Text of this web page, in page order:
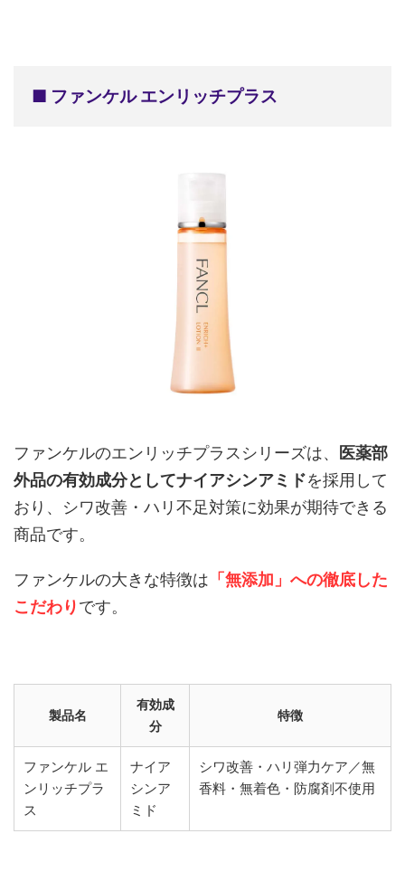
■ ファンケル エンリッチプラス
ファンケルのエンリッチプラスシリーズは、
医薬部
外品の有効成分としてナイアシンアミドを採用して
おり、シワ改善・ハリ不足対策に効果が期待できる
商品です。
ファンケルの大きな特徴は 「無添加」への徹底した
こだわりです。
製品名
有効成
分
特徴
ファンケル エ
ンリッチプラ
ス
ナイア
シンア
ミド
シワ改善・ハリ弾力ケア／無
香料・無着色・防腐剤不使用